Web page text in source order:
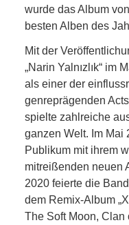
wurde das Album
besten Alben des
Mit der
„Narin Yalnızlık“ im
als einer der
genreprägenden
spielte zahlreiche
ganzen Welt. Im Mai
Publikum mit ihrem
mitreißenden neuen
2020 feierte die
dem Remix-Album
The Soft Moon, Clan